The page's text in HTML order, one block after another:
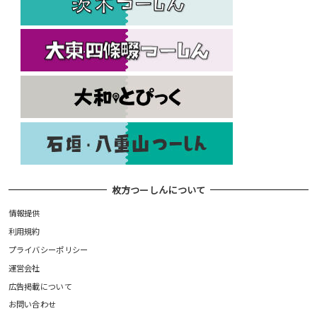
枚方つーしんについて
情報提供
利用規約
プライバシーポリシー
運営会社
広告掲載について
お問い合わせ